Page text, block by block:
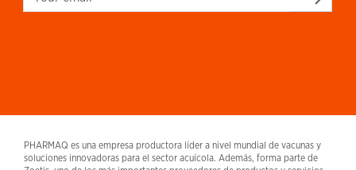
PHARMAQ es una empresa productora líder a nivel mundial de vacunas y
soluciones innovadoras para el sector acuícola. Además, forma parte de